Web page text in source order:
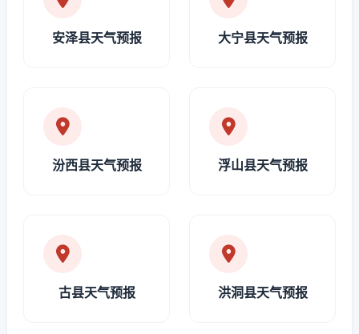
安泽县天气预报 大宁县天气预报
汾西县天气预报 浮山县天气预报
古县天气预报 洪洞县天气预报